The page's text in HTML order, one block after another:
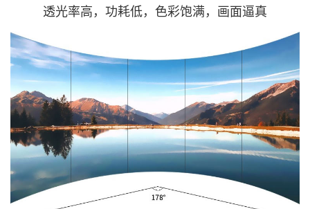
透光率高，功耗低，色彩饱满，画面逼真